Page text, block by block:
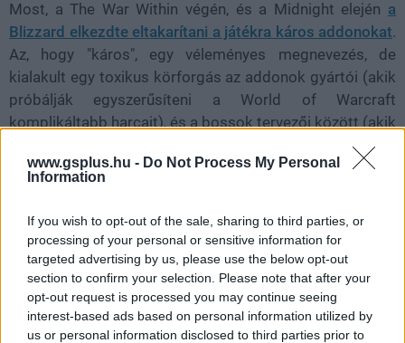
www.gsplus.hu - Do Not Process My Personal
Information
If you wish to opt-out of the sale, sharing to third parties, or
processing of your personal or sensitive information for
targeted advertising by us, please use the below opt-out
section to confirm your selection. Please note that after your
opt-out request is processed you may continue seeing
interest-based ads based on personal information utilized by
us or personal information disclosed to third parties prior to
Most, a The War Within végén, és a Midnight elején a
Blizzard elkezdte eltakarítani a játékra káros addonokat.
Az, hogy "káros", egy véleményes megnevezés, de
kialakult egy toxikus körforgás az addonok gyártói (akik
próbálják egyszerűsíteni a World of Warcraft
komplikáltabb harcait), és a bossok tervezői között (akik
próbálják túllicitálni az addongyártókat). A fegyverkezési
versenyt valahol meg kellett szakítani, és ez a "valahol"
Mindenre lesz beépített alternatíva, de azok szándékosan
kevesebb infót adnak majd.